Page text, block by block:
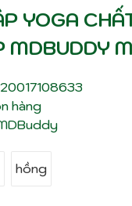
YOGA
MDBUDDY
20017108633
hàng
hồng